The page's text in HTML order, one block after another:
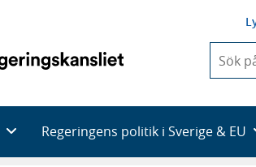
du
skriva
en
Regeringens politik i Sverige & EU